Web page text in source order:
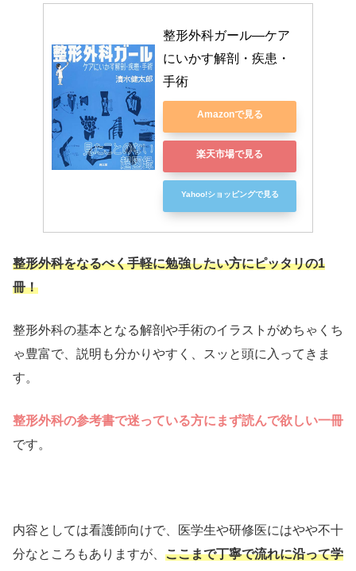
整形外科ガール―ケア
にいかす解剖・疾患・
手術
Amazonで見る
楽天市場で見る
Yahoo!ショッピングで見る
整形外科をなるべく手軽に勉強したい方にピッタリの1
冊！
整形外科の基本となる解剖や手術のイラストがめちゃくち
ゃ豊富で、説明も分かりやすく、スッと頭に入ってきま
す。
整形外科の参考書で迷っている方にまず読んで欲しい一冊
です。
内容としては看護師向けで、医学生や研修医にはやや不十
分なところもありますが、 ここまで丁寧で流れに沿って学